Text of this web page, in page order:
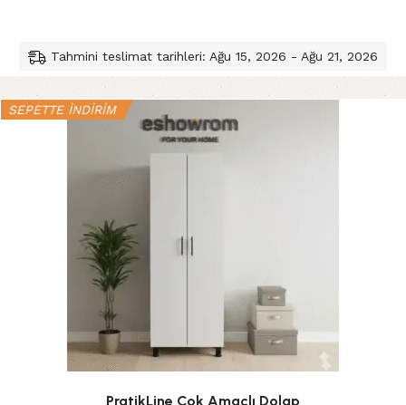
Tahmini teslimat tarihleri: Ağu 15, 2026 - Ağu 21, 2026
SEPETTE İNDİRİM
PratikLine Çok Amaçlı Dolap